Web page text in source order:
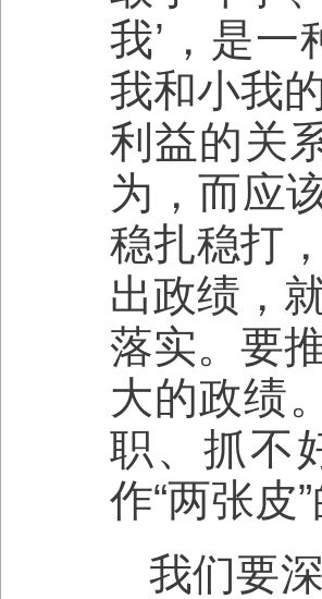
我’，是
我和小我
利益的关
为，而应
稳扎稳打
出政绩，
落实。要
大的政绩
职、抓不
作“两张皮
我们要